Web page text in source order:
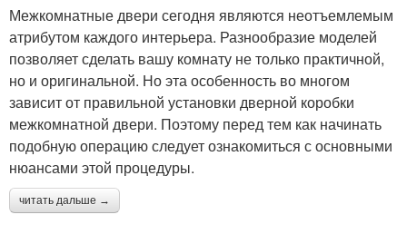
Межкомнатные двери сегодня являются неотъемлемым
атрибутом каждого интерьера. Разнообразие моделей
позволяет сделать вашу комнату не только практичной,
но и оригинальной. Но эта особенность во многом
зависит от правильной установки дверной коробки
межкомнатной двери. Поэтому перед тем как начинать
подобную операцию следует ознакомиться с основными
нюансами этой процедуры.
читать дальше →